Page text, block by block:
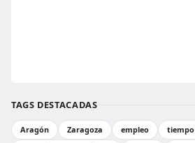
TAGS DESTACADAS
Aragón Zaragoza empleo
tiempo